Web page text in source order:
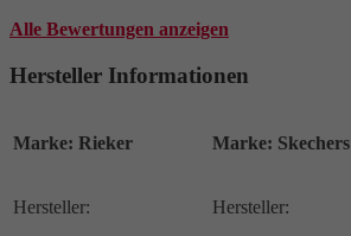
Alle Bewertungen anzeigen
Hersteller Informationen
Marke: Rieker Marke: Skechers
Hersteller:
Hersteller: